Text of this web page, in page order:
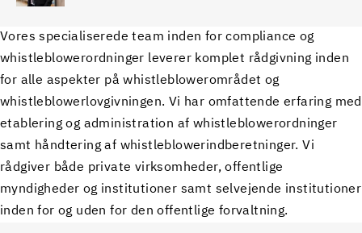
Vores specialiserede team inden for compliance og
whistleblowerordninger leverer komplet rådgivning inden
for alle aspekter på whistleblowerområdet og
whistleblowerlovgivningen. Vi har omfattende erfaring med
etablering og administration af whistleblowerordninger
samt håndtering af whistleblowerindberetninger. Vi
rådgiver både private virksomheder, offentlige
myndigheder og institutioner samt selvejende institutioner
inden for og uden for den offentlige forvaltning.